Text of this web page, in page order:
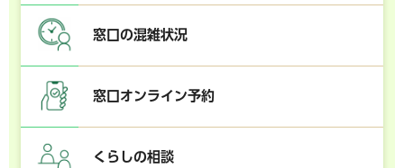
窓口の混雑状況
窓口オンライン予約
くらしの相談